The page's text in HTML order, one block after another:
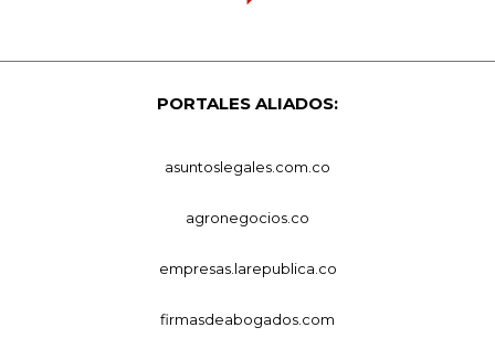
PORTALES ALIADOS:
asuntoslegales.com.co
agronegocios.co
empresas.larepublica.co
firmasdeabogados.com